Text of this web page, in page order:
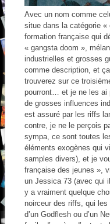
Avec un nom comme
situe dans la catégorie
formation française qui
« gangsta doom »,
industrielles et grosses
comme description, et
trouverez sur ce
pourront… et je ne les ai
de grosses influences
est assuré par les riffs
contre, je ne le perçois
sympa, ce sont toutes
éléments exogènes qui
samples divers), et je
française des jeunes »,
un Jessica 73 (avec qui
y a vraiment quelque
noirceur des riffs, qui
d’un Godflesh ou d’un